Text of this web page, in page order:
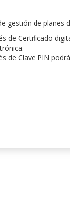
gestión de
de Certificado
de Clave PIN